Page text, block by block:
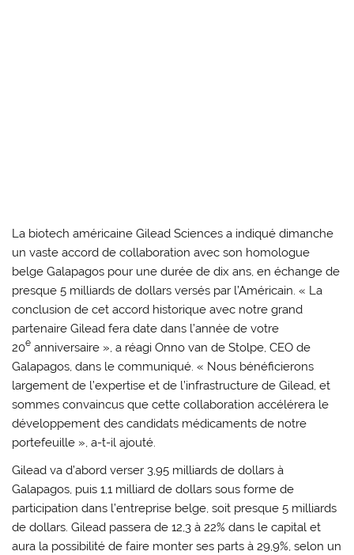
La biotech américaine Gilead Sciences a indiqué dimanche
un vaste accord de collaboration avec son homologue
belge Galapagos pour une durée de dix ans, en échange de
presque 5 milliards de dollars versés par l’Américain. « La
conclusion de cet accord historique avec notre grand
partenaire Gilead fera date dans l’année de votre
20e anniversaire », a réagi Onno van de Stolpe, CEO de
Galapagos, dans le communiqué. « Nous bénéficierons
largement de l’expertise et de l’infrastructure de Gilead, et
sommes convaincus que cette collaboration accélérera le
développement des candidats médicaments de notre
portefeuille », a-t-il ajouté.
Gilead va d’abord verser 3,95 milliards de dollars à
Galapagos, puis 1,1 milliard de dollars sous forme de
participation dans l’entreprise belge, soit presque 5 milliards
de dollars. Gilead passera de 12,3 à 22% dans le capital et
aura la possibilité de faire monter ses parts à 29,9%, selon un